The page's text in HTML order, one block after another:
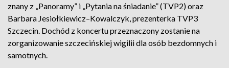
znany z „Panoramy” i „Pytania na śniadanie” (TVP2) oraz
Barbara Jesiołkiewicz–Kowalczyk, prezenterka TVP3
Szczecin. Dochód z koncertu przeznaczony zostanie na
zorganizowanie szczecińskiej wigilii dla osób bezdomnych i
samotnych.